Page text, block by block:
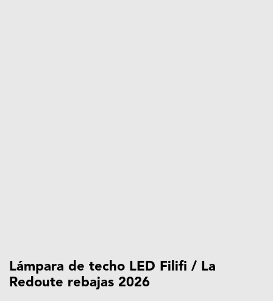
Lámpara de techo LED Filifi / La
Redoute rebajas 2026